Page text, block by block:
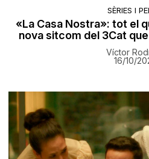
SÈRIES I
«La Casa Nostra»: tot el
nova sitcom del 3Cat
Víctor
16/10/